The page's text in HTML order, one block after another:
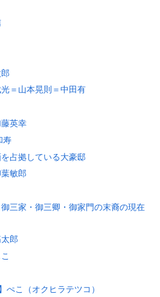
光＝山本晃則＝中田有
藤英幸
寿
占拠している大豪邸
敏郎
御三家・御三卿・御家門の末裔の現在
郎
ぺこ（オクヒラテツコ）